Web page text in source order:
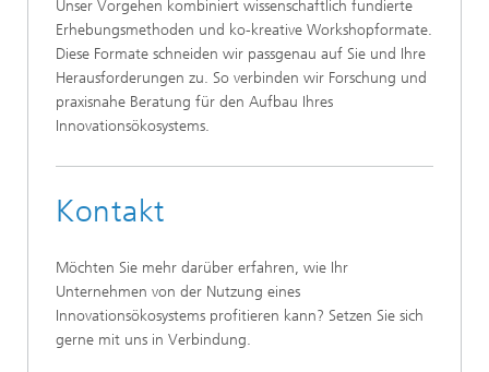
Unser Vorgehen kombiniert wissenschaftlich fundierte
Erhebungsmethoden und ko-kreative Workshopformate.
Diese Formate schneiden wir passgenau auf Sie und Ihre
Herausforderungen zu. So verbinden wir Forschung und
praxisnahe Beratung für den Aufbau Ihres
Innovationsökosystems.
Kontakt
Möchten Sie mehr darüber erfahren, wie Ihr
Unternehmen von der Nutzung eines
Innovationsökosystems profitieren kann? Setzen Sie sich
gerne mit uns in Verbindung.